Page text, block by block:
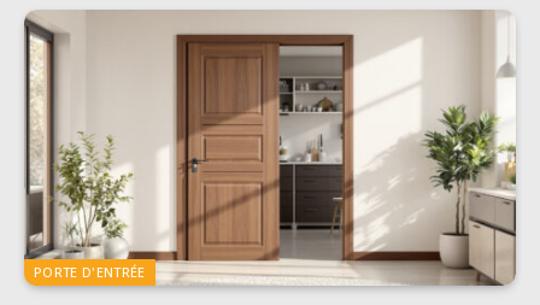
PORTE D'ENTRÉE